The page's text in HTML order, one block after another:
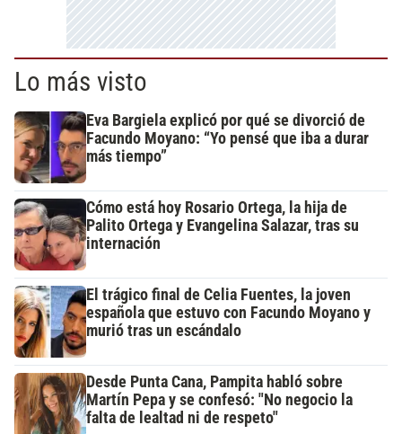
Lo más visto
Eva Bargiela explicó por qué se divorció de
Facundo Moyano: “Yo pensé que iba a durar
más tiempo”
Cómo está hoy Rosario Ortega, la hija de
Palito Ortega y Evangelina Salazar, tras su
internación
El trágico final de Celia Fuentes, la joven
española que estuvo con Facundo Moyano y
murió tras un escándalo
Desde Punta Cana, Pampita habló sobre
Martín Pepa y se confesó: "No negocio la
falta de lealtad ni de respeto"